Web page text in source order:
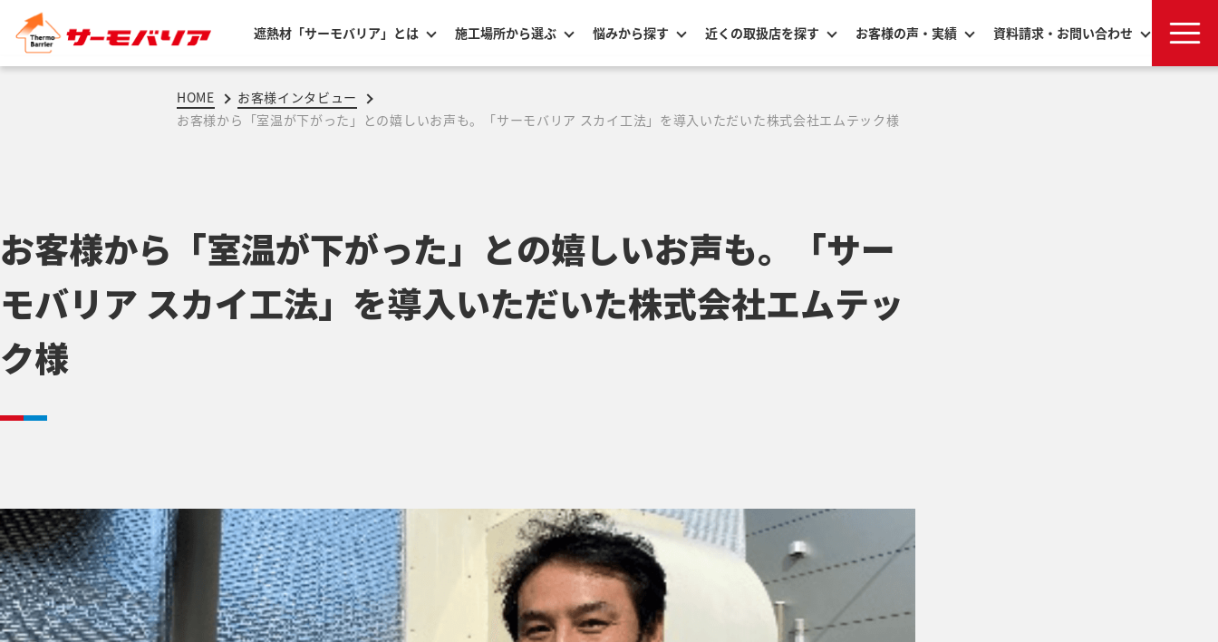
遮熱材「サーモバリア」とは 施工場所から選ぶ 悩みから探す 近くの取扱店を探す お客様の声・実績 資料請求・お問い合わせ
HOME
お客様インタビュー
お客様から「室温が下がった」との嬉しいお声も。「サーモバリア スカイ工法」を導入いただいた株式会社エムテック様
お客様から「室温が下がった」との嬉しいお声も。「サー
モバリア スカイ工法」を導入いただいた株式会社エムテッ
ク様